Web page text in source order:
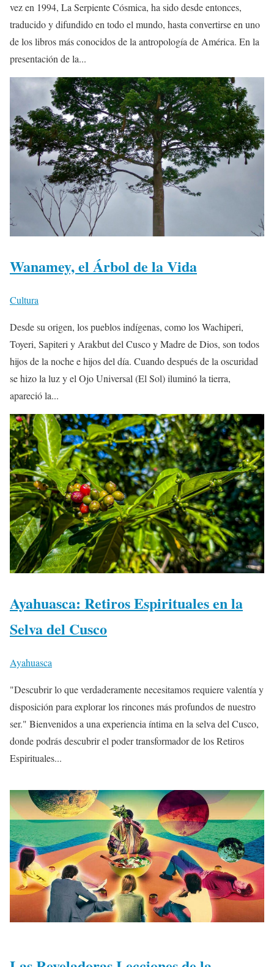
vez en 1994, La Serpiente Cósmica, ha sido desde entonces,
traducido y difundido en todo el mundo, hasta convertirse en uno
de los libros más conocidos de la antropología de América. En la
presentación de la...
Wanamey, el Árbol de la Vida
Cultura
Desde su origen, los pueblos indígenas, como los Wachiperi,
Toyeri, Sapiteri y Arakbut del Cusco y Madre de Dios, son todos
hijos de la noche e hijos del día. Cuando después de la oscuridad
se hizo la luz y el Ojo Universal (El Sol) iluminó la tierra,
apareció la...
Ayahuasca: Retiros Espirituales en la
Selva del Cusco
Ayahuasca
"Descubrir lo que verdaderamente necesitamos requiere valentía y
disposición para explorar los rincones más profundos de nuestro
ser." Bienvenidos a una experiencia íntima en la selva del Cusco,
donde podrás descubrir el poder transformador de los Retiros
Espirituales...